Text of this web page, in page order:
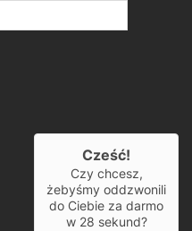
Cześć!
Czy chcesz,
żebyśmy oddzwonili
do Ciebie za darmo
w 28 sekund?